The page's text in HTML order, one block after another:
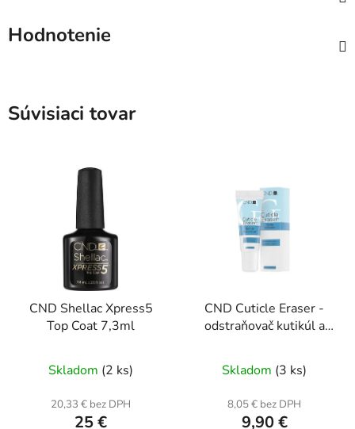
Hodnotenie
Súvisiaci tovar
CND Shellac Xpress5
Top Coat 7,3ml
Skladom (2 ks)
20,33 € bez DPH
25 €
CND Cuticle Eraser -
odstraňovač kutikúl a
Skladom (3 ks)
8,05 € bez DPH
9,90 €